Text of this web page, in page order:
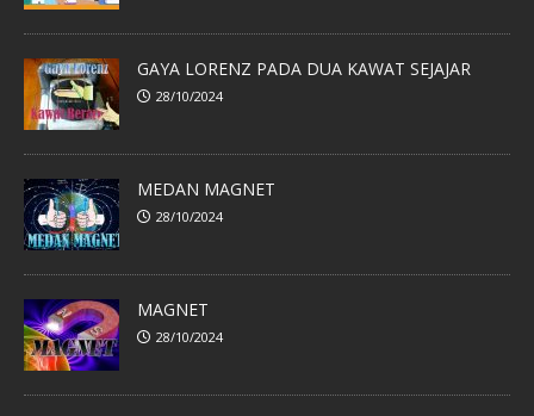
GAYA LORENZ PADA DUA KAWAT SEJAJAR
28/10/2024
MEDAN MAGNET
28/10/2024
MAGNET
28/10/2024